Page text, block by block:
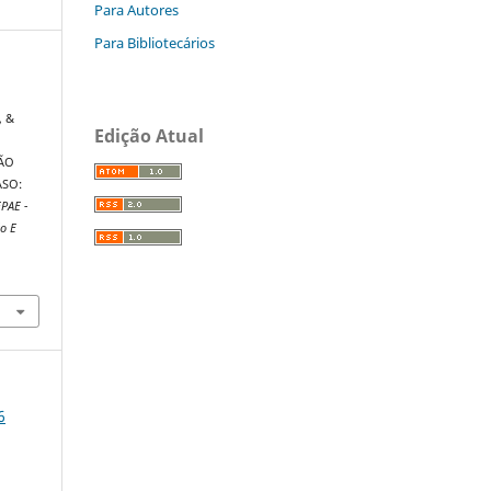
&
-
E
Para Autores
Para Bibliotecários
Edição Atual